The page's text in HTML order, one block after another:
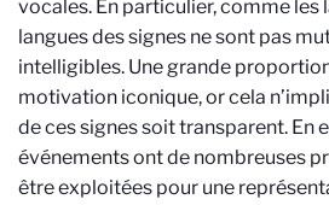
vocales. En particulier, comme les
langues des signes ne sont pas
intelligibles. Une grande
motivation iconique, or cela
de ces signes soit transparent. En
événements ont de nombreuses
être exploitées pour une